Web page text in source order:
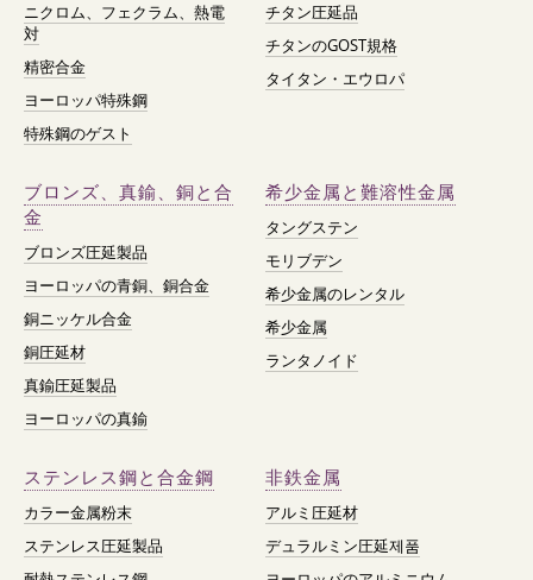
ニクロム、フェクラム、熱電
対
精密合金
ヨーロッパ特殊鋼
特殊鋼のゲスト
チタン圧延品
チタンのGOST規格
タイタン・エウロパ
ブロンズ、真鍮、銅と合
金
ブロンズ圧延製品
ヨーロッパの青銅、銅合金
銅ニッケル合金
銅圧延材
真鍮圧延製品
ヨーロッパの真鍮
希少金属と難溶性金属
タングステン
モリブデン
希少金属のレンタル
希少金属
ランタノイド
ステンレス鋼と合金鋼
カラー金属粉末
ステンレス圧延製品
非鉄金属
アルミ圧延材
デュラルミン圧延제품